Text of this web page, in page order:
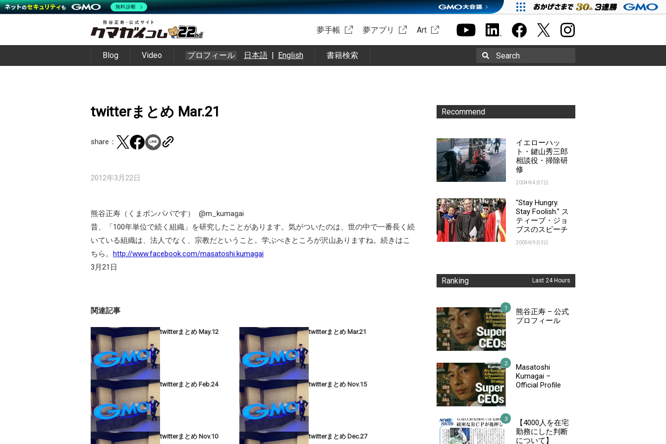
夢手帳 夢アプリ Art
Blog Video プロフィール 日本語 | English 書籍検索 Search
twitterまとめ Mar.21
share：
2012年3月22日
熊谷正寿（くまポンパパです） ‏ @m_kumagai
昔、「100年単位で続く組織」を研究したことがあります。気がついたのは、世の中で一番長く続
いている組織は、法人でなく、宗教だということ。学ぶべきところが沢山ありますね。続きはこ
ちら。 http://www.facebook.com/masatoshi.kumagai
3月21日
関連記事
twitterまとめ May.12 twitterまとめ Mar.21
twitterまとめ Feb.24 twitterまとめ Nov.15
twitterまとめ Nov.10 twitterまとめ Dec.27
Recommend
イエローハッ
ト・鍵山秀三郎
相談役・掃除研
修
2004年4月7日
"Stay Hungry.
Stay Foolish." ス
ティーブ・ジョ
ブスのスピーチ
2005年9月3日
Ranking Last 24 Hours
熊谷正寿 – 公式
プロフィール
Masatoshi
Kumagai –
Official Profile
【4000人を在宅
勤務にした判断
について】
無料診断